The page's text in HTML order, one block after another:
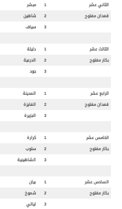
الثاني عشر 1 مبشر
قعدانمفتوح 2 شاهين
3
سياف
الثالث عشر 1 دليلة
بكارمفتوح 2 الدرعية
3
جود
الرابع عشر 1 المدينة
قعدانمفتوح 2 الفايزة
3
الجزيرة
الخامس عشر 1 كرارة
بكارمفتوح 2 سلوب
3
الشاهينية
السادس عشر 1 بيان
بكارمفتوح 2 شموخ
3
ليالي